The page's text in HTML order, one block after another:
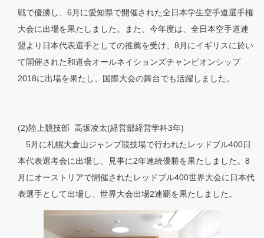
戦で優勝し、6月に愛知県で開催された全日本学生空手道選手権
大会に出場を果たしました。また、今年度は、全日本空手道連
盟より日本代表選手としての推薦を受け、8月にイギリスに於い
て開催された和道会オールネイションズチャンピオンシップ
2018に出場を果たし、国際大会の舞台でも活躍しました。
(2)陸上競技部 高坂凌太(経営部経営学科3年)
5月に札幌大倉山ジャンプ競技場で行われたレッドブル400日
本代表選考会に出場し、見事に2年連続優勝を果たしました。8
月にオーストリアで開催されたレッドブル400世界大会に日本代
表選手として出場し、世界大会出場2連覇を果たしました。